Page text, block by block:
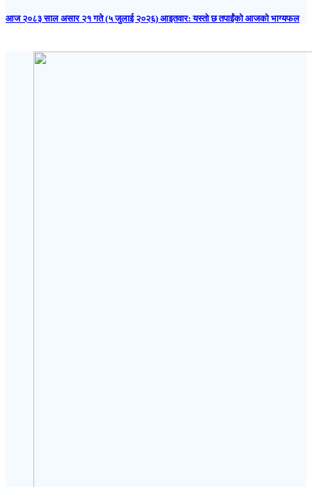
आज २०८३ साल असार २१ गते (५ जुलाई २०२६) आइतवार: यस्तो छ तपाईंको आजको भाग्यफल